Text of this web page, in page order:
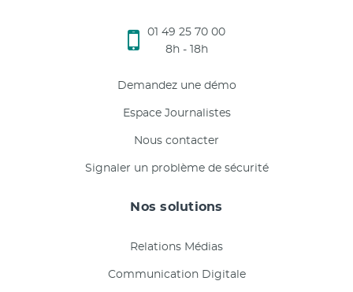
01 49 25 70 00
8h - 18h
Demandez une démo
Espace Journalistes
Nous contacter
Signaler un problème de sécurité
Nos solutions
Relations Médias
Communication Digitale